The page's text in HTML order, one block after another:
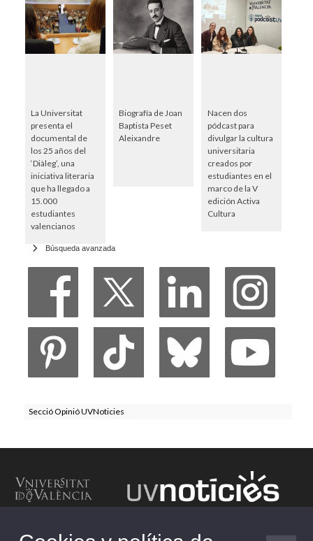
La Universitat
presenta el
documental de
los 25 años del
‘Diàleg’, una
iniciativa literaria
que ha llegado a
15.000
estudiantes
valencianos
Biografía de Joan
Baptista Peset
Aleixandre
Nacen dos
pódcast para
divulgar la cultura
universitaria
creados por
estudiantes en el
marco de la V
edición Activa
Cultura
Búsqueda avanzada
Secció Opinió UVNoticies